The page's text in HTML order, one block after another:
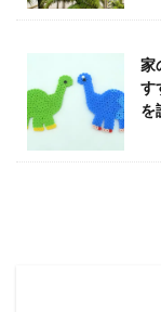
家
す
を